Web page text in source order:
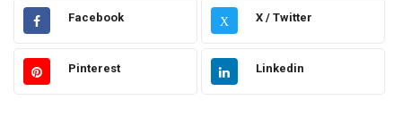
Dekorasyon Elektrik Elektronik
Ulaşım ve Taşımacılık Alışveriş
Facebook X X / Twitter
Pinterest Linkedin